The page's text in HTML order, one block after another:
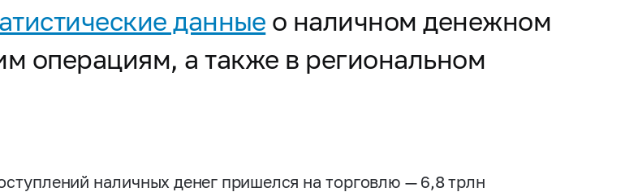
данные о наличном денежном
операциям, а также в региональном
наличных денег пришелся на торговлю — 6,8 трлн